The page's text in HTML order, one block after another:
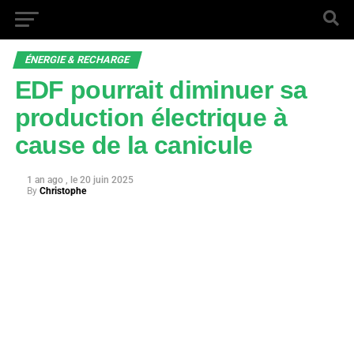
ÉNERGIE & RECHARGE
EDF pourrait diminuer sa
production électrique à
cause de la canicule
1 an ago
20 juin 2025
By Christophe